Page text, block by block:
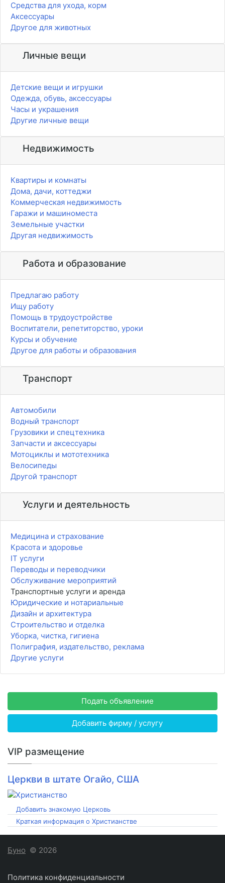
Средства для ухода, корм
Аксессуары
Другое для животных
Личные вещи
Детские вещи и игрушки
Одежда, обувь, аксессуары
Часы и украшения
Другие личные вещи
Недвижимость
Квартиры и комнаты
Дома, дачи, коттеджи
Коммерческая недвижимость
Гаражи и машиноместа
Земельные участки
Другая недвижимость
Работа и образование
Предлагаю работу
Ищу работу
Помощь в трудоустройстве
Воспитатели, репетиторство, уроки
Курсы и обучение
Другое для работы и образования
Транспорт
Автомобили
Водный транспорт
Грузовики и спецтехника
Запчасти и аксессуары
Мотоциклы и мототехника
Велосипеды
Другой транспорт
Услуги и деятельность
Медицина и страхование
Красота и здоровье
IT услуги
Переводы и переводчики
Обслуживание мероприятий
Транспортные услуги и аренда
Юридические и нотариальные
Дизайн и архитектура
Строительство и отделка
Уборка, чистка, гигиена
Полиграфия, издательство, реклама
Другие услуги
Подать объявление
Добавить фирму / услугу
VIP размещение
Церкви в штате Огайо, США
Добавить знакомую Церковь
Краткая информация о Христианстве
Буно © 2026
Политика конфиденциальности